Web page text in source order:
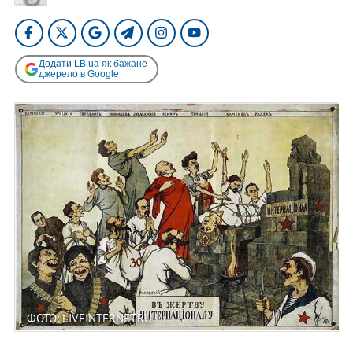
Додати LB.ua як бажане
джерело в Google
ФОТО: LIVEINTERNET.RU